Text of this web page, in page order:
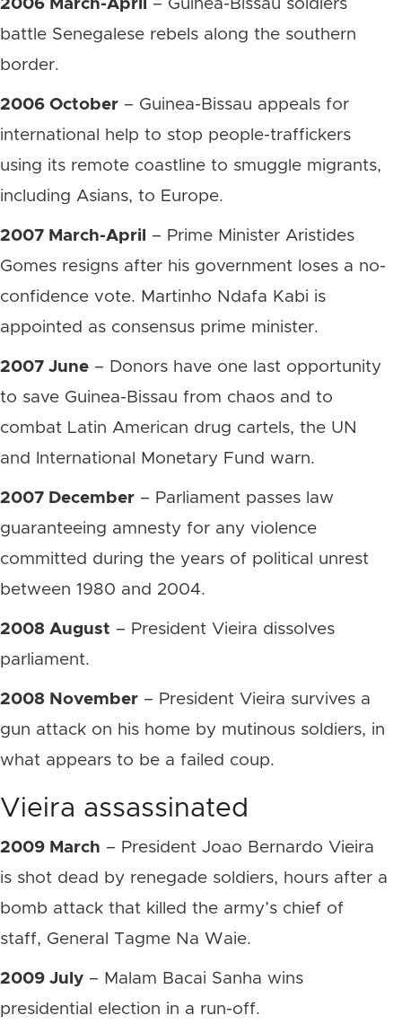
2006 March-April
– Guinea-Bissau soldiers
battle Senegalese rebels along the southern
border.
2006 October – Guinea-Bissau appeals for
international help to stop people-traffickers
using its remote coastline to smuggle migrants,
including Asians, to Europe.
2007 March-April
– Prime Minister Aristides
Gomes resigns after his government loses a no-
confidence vote. Martinho Ndafa Kabi is
appointed as consensus prime minister.
2007 June – Donors have one last opportunity
to save Guinea-Bissau from chaos and to
combat Latin American drug cartels, the UN
and International Monetary Fund warn.
2007 December – Parliament passes law
guaranteeing amnesty for any violence
committed during the years of political unrest
between 1980 and 2004.
2008 August – President Vieira dissolves
parliament.
2008 November – President Vieira survives a
gun attack on his home by mutinous soldiers, in
what appears to be a failed coup.
Vieira assassinated
2009 March – President Joao Bernardo Vieira
is shot dead by renegade soldiers, hours after a
bomb attack that killed the army’s chief of
staff, General Tagme Na Waie.
2009 July – Malam Bacai Sanha wins
presidential election in a run-off.